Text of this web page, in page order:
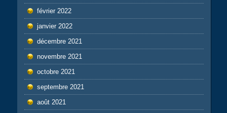
février 2022
janvier 2022
décembre 2021
novembre 2021
octobre 2021
septembre 2021
août 2021